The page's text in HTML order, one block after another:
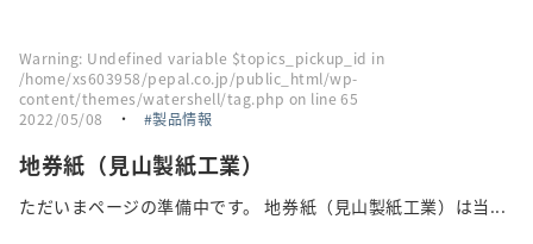
Warning: Undefined variable $topics_pickup_id in
/home/xs603958/pepal.co.jp/public_html/wp-
content/themes/watershell/tag.php on line65
2022/05/08
・ 製品情報
地券紙（見山製紙工業）
ただいまページの準備中です。 地券紙（見山製紙工業）は当...